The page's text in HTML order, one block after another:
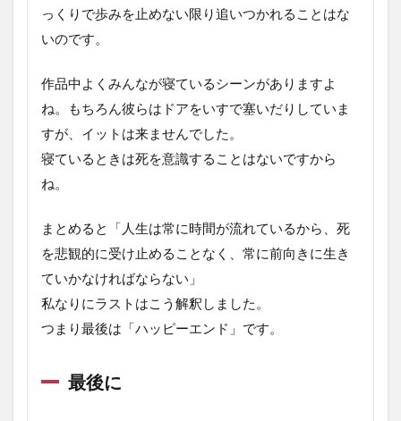
っくりで歩みを止めない限り追いつかれることはな
いのです。
作品中よくみんなが寝ているシーンがありますよ
ね。もちろん彼らはドアをいすで塞いだりしていま
すが、イットは来ませんでした。
寝ているときは死を意識することはないですから
ね。
まとめると「人生は常に時間が流れているから、死
を悲観的に受け止めることなく、常に前向きに生き
ていかなければならない」
私なりにラストはこう解釈しました。
つまり最後は「ハッピーエンド」です。
最後に